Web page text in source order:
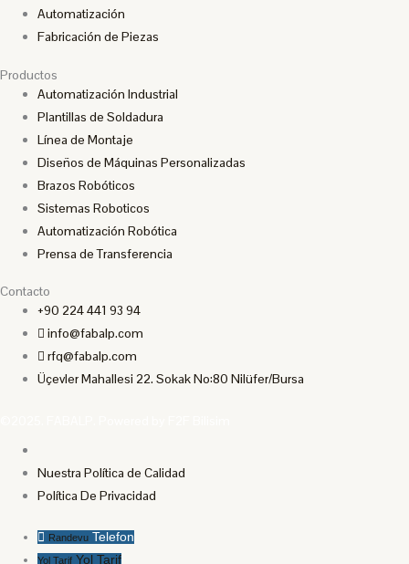
Automatización
Fabricación de Piezas
Productos
Automatización Industrial
Plantillas de Soldadura
Línea de Montaje
Diseños de Máquinas Personalizadas
Brazos Robóticos
Sistemas Roboticos
Automatización Robótica
Prensa de Transferencia
Contacto
+90 224 441 93 94
info@fabalp.com
rfq@fabalp.com
Üçevler Mahallesi 22. Sokak No:80 Nilüfer/Bursa
Nuestra Política de Calidad
Política De Privacidad
Randevu Telefon
Yol Tarif Yol Tarif